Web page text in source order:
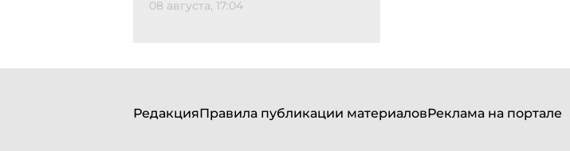
08 августа, 17:04
РедакцияПравила публикации материаловРеклама на портале